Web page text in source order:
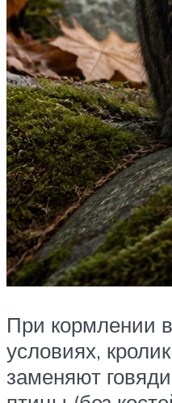
При кормлении
условиях,
заменяют